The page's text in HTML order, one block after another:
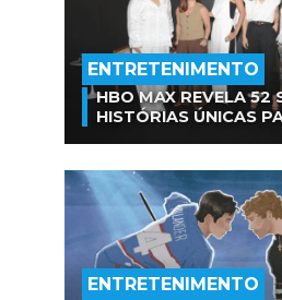
ENTRETENIMENTO
HBO MAX REVELA 52
HISTÓRIAS ÚNICAS
ENTRETENIMENTO